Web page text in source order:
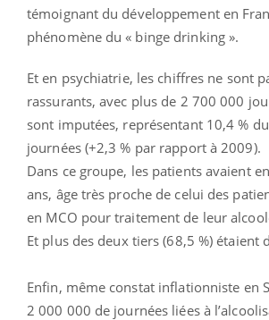
témoignant du développement en
phénomène du « binge drinking ».
Et en psychiatrie, les chiffres ne sont
rassurants, avec plus de 2 700 000
sont imputées, représentant 10,4 %
journées (+2,3 % par rapport à 2009).
Dans ce groupe, les patients avaient
ans, âge très proche de celui des
en MCO pour traitement de leur
Et plus des deux tiers (68,5 %) étaient
Enfin, même constat inflationniste en
2 000 000 de journées liées à